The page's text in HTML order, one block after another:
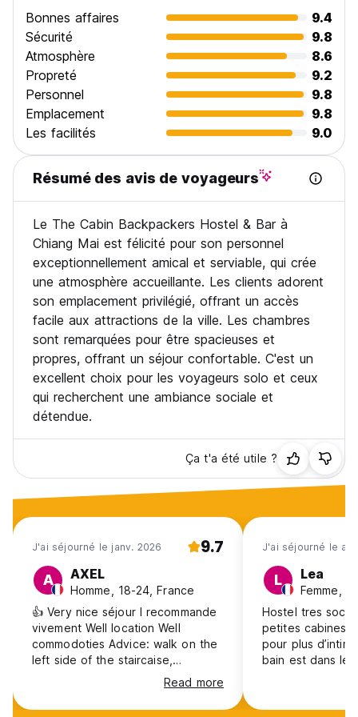
Bonnes affaires
9.4
Sécurité
9.8
Atmosphère
8.6
Propreté
9.2
Personnel
9.8
Emplacement
9.8
Les facilités
9.0
Résumé des avis de voyageurs
Le The Cabin Backpackers Hostel & Bar à
Chiang Mai est félicité pour son personnel
exceptionnellement amical et serviable, qui crée
une atmosphère accueillante. Les clients adorent
son emplacement privilégié, offrant un accès
facile aux attractions de la ville. Les chambres
sont remarquées pour être spacieuses et
propres, offrant un séjour confortable. C'est un
excellent choix pour les voyageurs solo et ceux
qui recherchent une ambiance sociale et
détendue.
Ça t'a été utile ?
J'ai séjourné le janv. 2026 9.7
A AXEL
Homme, 18-24, France
👍 Very nice séjour I recommande
vivement Well location Well
commodoties Advice: walk on the
left side of the staircaise,
Otherwise, maybe you hit the wall
on the right. 💯 AXEL SIRECH
Read more
J'ai séjourné le
L Lea
Femme,
Hostel tres
petites cabines
pour plus
bain est dans le
la douche.